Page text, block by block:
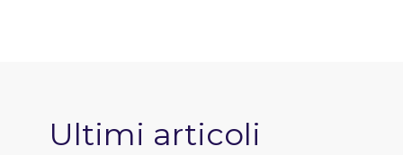
Ultimi articoli